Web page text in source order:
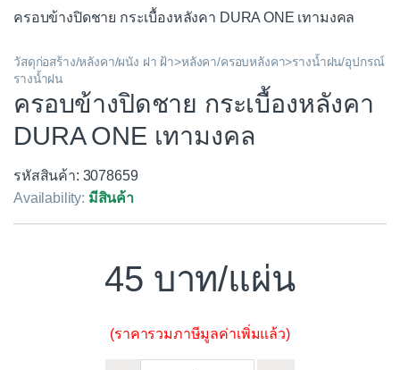
ครอบข้างปิดชาย กระเบื้องหลังคา DURA ONE เทามงคล
วัสดุก่อสร้าง/หลังคา/ผนัง ฝา ฝ้า>หลังคา/ครอบหลังคา>รางน้ำฝน/อุปกรณ์
รางน้ำฝน
ครอบข้างปิดชาย กระเบื้องหลังคา
DURA ONE เทามงคล
รหัสสินค้า: 3078659
Availability: มีสินค้า
45 /แผ่น
(ราคารวมภาษีมูลค่าเพิ่มแล้ว)